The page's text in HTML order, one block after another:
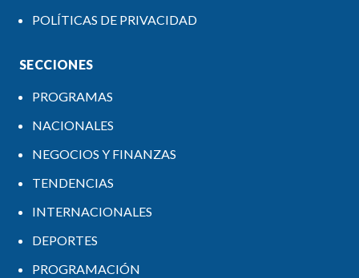
POLÍTICAS DE PRIVACIDAD
SECCIONES
PROGRAMAS
NACIONALES
NEGOCIOS Y FINANZAS
TENDENCIAS
INTERNACIONALES
DEPORTES
PROGRAMACIÓN